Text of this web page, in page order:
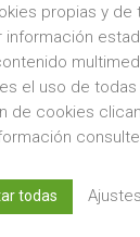
propias y
información
el uso de
de cookies
todas Ajustes